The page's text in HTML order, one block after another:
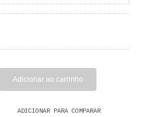
ADICIONAR PARA COMPARAR